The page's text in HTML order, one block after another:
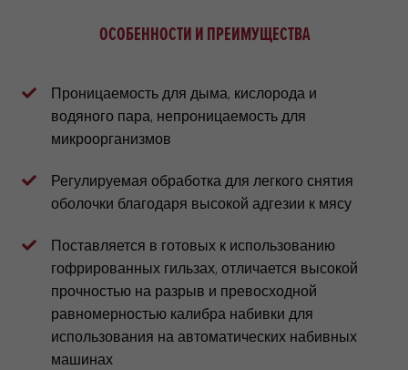
ОСОБЕННОСТИ И ПРЕИМУЩЕСТВА
Проницаемость для дыма, кислорода и
водяного пара, непроницаемость для
микроорганизмов
Регулируемая обработка для легкого снятия
оболочки благодаря высокой адгезии к мясу
Поставляется в готовых к использованию
гофрированных гильзах, отличается высокой
прочностью на разрыв и превосходной
равномерностью калибра набивки для
использования на автоматических набивных
машинах